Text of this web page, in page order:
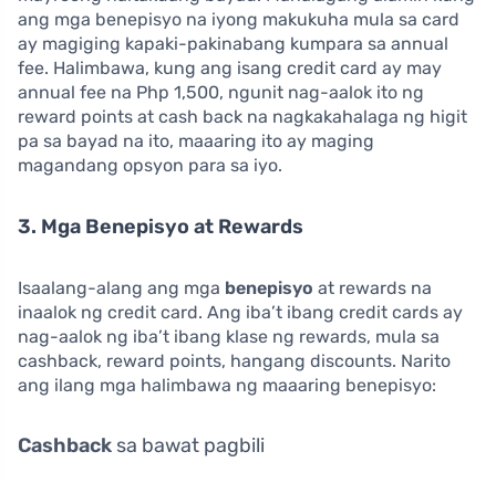
ang mga benepisyo na iyong makukuha mula sa card
ay magiging kapaki-pakinabang kumpara sa annual
fee. Halimbawa, kung ang isang credit card ay may
annual fee na Php 1,500, ngunit nag-aalok ito ng
reward points at cash back na nagkakahalaga ng higit
pa sa bayad na ito, maaaring ito ay maging
magandang opsyon para sa iyo.
3. Mga Benepisyo at Rewards
Isaalang-alang ang mga benepisyo at rewards na
inaalok ng credit card. Ang iba’t ibang credit cards ay
nag-aalok ng iba’t ibang klase ng rewards, mula sa
cashback, reward points, hangang discounts. Narito
ang ilang mga halimbawa ng maaaring benepisyo:
Cashback sa bawat pagbili